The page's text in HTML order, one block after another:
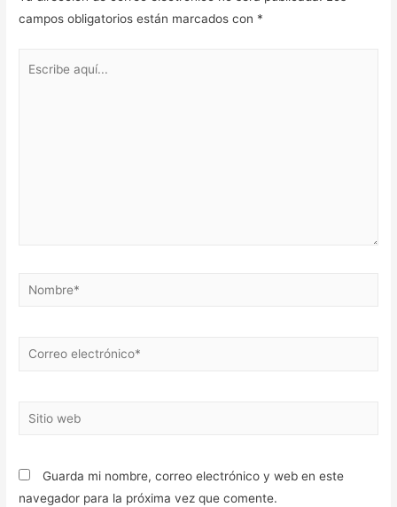
campos obligatorios están marcados con *
Nombre*
Correo
Sitio
Guarda mi nombre, correo electrónico y web en este
navegador para la próxima vez que comente.